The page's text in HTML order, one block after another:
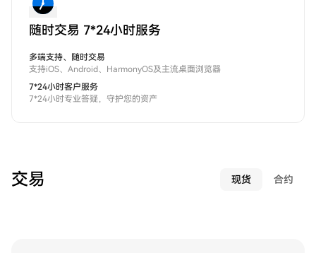
随时交易 7*24小时服务
多端支持、随时交易
支持iOS、Android、HarmonyOS及主流桌面浏览器
7*24小时客户服务
7*24小时专业答疑，守护您的资产
交易 现货 合约